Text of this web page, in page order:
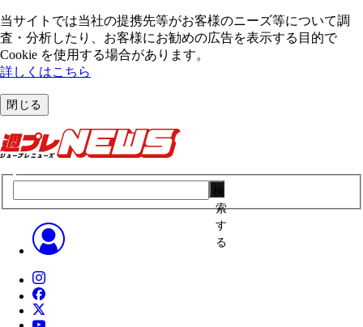
当サイトでは当社の提携先等がお客様のニーズ等について調
査・分析したり、お客様にお勧めの広告を表⽰する⽬的で
Cookie を使⽤する場合があります。
詳しくはこちら
閉じる
索
す
る